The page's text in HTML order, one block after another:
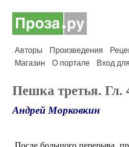
Авторы Произведения
Магазин
О портале Вход
Пешка третья.
Андрей Морковкин
После большого перерыва,